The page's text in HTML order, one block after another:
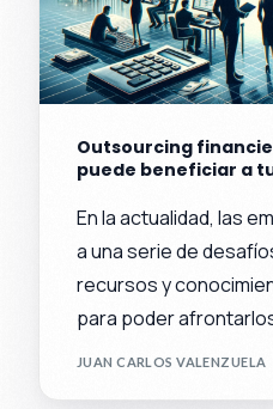
Outsourcing
puede beneficiar a
En la actualidad, las
a una serie de
recursos y
para poder
JUAN CARLOS VALENZUELA